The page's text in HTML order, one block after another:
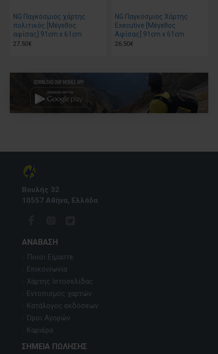
NG Παγκόσμιος χάρτης
πολιτικός [Mέγεθος
αφίσας] 91cm x 61cm
27.50€
NG Παγκόσμιος Χάρτης
Executive [Μέγεθος
Αφίσας] 91cm x 61cm
26.50€
Βουλής 32
10557 Αθήνα, Ελλάδα
ΑΝΆΒΑΣΗ
Ποιοι Είμαστε
Επικοινωνία
Χάρτης Ιστοσελίδας
Εντοπισμός χαρτών
Κατάλογος εκδόσεων
Όροι Αγορών
Καριέρα
ΣΗΜΕΊΑ ΠΏΛΗΣΗΣ